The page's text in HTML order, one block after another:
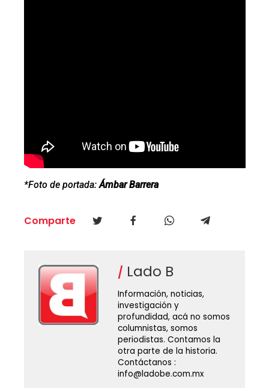
*Foto de portada:Ámbar Barrera
Comparte
Lado B
Información, noticias,
investigación y
profundidad, acá no somos
columnistas, somos
periodistas. Contamos la
otra parte de la historia.
Contáctanos :
info@ladobe.com.mx